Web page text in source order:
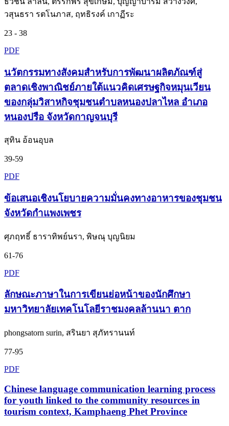
วสุนธรา รตโนภาส, ฤทธิรงค์ เกาฏีระ
23 - 38
PDF
นวัตกรรมทางสังคมสำหรับการพัฒนาผลิตภัณฑ์สู่
ตลาดเชิงพาณิชย์ภายใต้แนวคิดเศรษฐกิจหมุนเวียน
ของกลุ่มวิสาหกิจชุมชนตำบลหนองปลาไหล อำเภอ
หนองปรือ จังหวัดกาญจนบุรี
สุทิน อ้อนอุบล
39-59
PDF
ข้อเสนอเชิงนโยบายความมั่นคงทางอาหารของชุมชน
จังหวัดกำแพงเพชร
ศุภฤทธิ์ ธาราทิพย์นรา, พิษณุ บุญนิยม
61-76
PDF
ลักษณะภาษาในการเขียนย่อหน้าของนักศึกษา
มหาวิทยาลัยเทคโนโลยีราชมงคลล้านนา ตาก
phongsatorn surin, สรินยา สุภัทรานนท์
77-95
PDF
Chinese language communication learning process
for youth linked to the community resources in
tourism context, Kamphaeng Phet Province